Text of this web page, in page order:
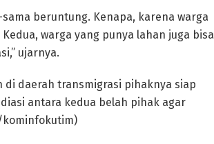
beruntung. Kenapa, karena warga
warga yang punya lahan juga bisa
ujarnya.
daerah transmigrasi pihaknya siap
antara kedua belah pihak agar
kominfokutim)